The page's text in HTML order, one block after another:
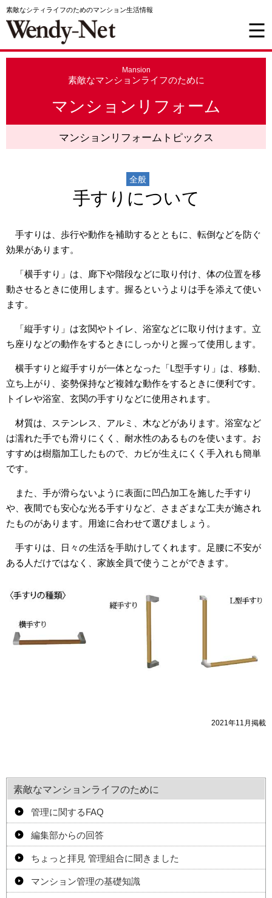
素敵なシティライフのためのマンション生活情報
Mansion
素敵なマンションライフのために
マンションリフォーム
マンションリフォームトピックス
全般
手すりについて
手すりは、歩行や動作を補助するとともに、転倒などを防ぐ
効果があります。
「横手すり」は、廊下や階段などに取り付け、体の位置を移
動させるときに使用します。握るというよりは手を添えて使い
ます。
「縦手すり」は玄関やトイレ、浴室などに取り付けます。立
ち座りなどの動作をするときにしっかりと握って使用します。
横手すりと縦手すりが一体となった「L型手すり」は、移動、
立ち上がり、姿勢保持など複雑な動作をするときに便利です。
トイレや浴室、玄関の手すりなどに使用されます。
材質は、ステンレス、アルミ、木などがあります。浴室など
は濡れた手でも滑りにくく、耐水性のあるものを使います。お
すすめは樹脂加工したもので、カビが生えにくく手入れも簡単
です。
また、手が滑らないように表面に凹凸加工を施した手すり
や、夜間でも安心な光る手すりなど、さまざまな工夫が施され
たものがあります。用途に合わせて選びましょう。
手すりは、日々の生活を手助けしてくれます。足腰に不安が
ある人だけではなく、家族全員で使うことができます。
2021年11月掲載
素敵なマンションライフのために
管理に関するFAQ
編集部からの回答
ちょっと拝見 管理組合に聞きました
マンション管理の基礎知識